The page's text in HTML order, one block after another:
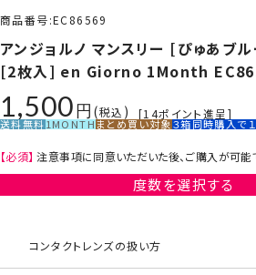
商品番号 EC86569
アンジョルノ マンスリー [ぴゅあブ
[2枚入] en Giorno 1Month
1,500 税込 [14ポイント進呈]
送料無料1MONTHまとめ買い対象３箱同時購入で
【必須】 注意事項に同意いただいた後、ご購入が可能
度数を選択する
コンタクトレンズの扱い方